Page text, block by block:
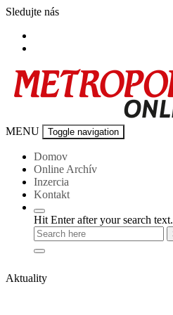
Skip
content
Sledujte nás
Metropola-
MENU Toggle navigation
Domov
Online Archív
Inzercia
Kontakt
Hit Enter after your search text.
Aktuality